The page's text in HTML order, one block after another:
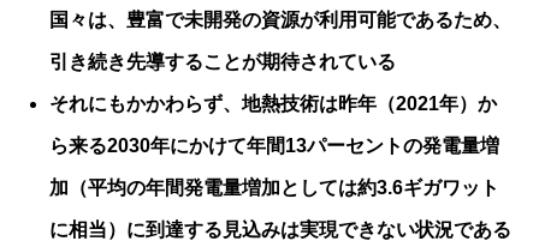
国々は、豊富で未開発の資源が利用可能であるため、
引き続き先導することが期待されている
それにもかかわらず、地熱技術は昨年（2021年）か
ら来る2030年にかけて年間13パーセントの発電量増
加（平均の年間発電量増加としては約3.6ギガワット
に相当）に到達する見込みは実現できない状況である